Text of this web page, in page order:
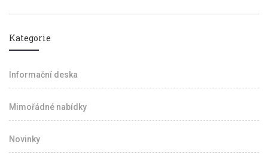
Kategorie
Informační deska
Mimořádné nabídky
Novinky